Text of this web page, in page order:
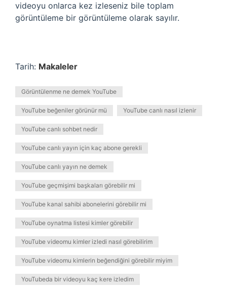
videoyu onlarca kez izleseniz bile toplam
görüntüleme bir görüntüleme olarak sayılır.
Tarih: Makaleler
Görüntülenme ne demek YouTube
YouTube beğeniler görünür mü YouTube canlı nasıl izlenir
YouTube canlı sohbet nedir
YouTube canlı yayın için kaç abone gerekli
YouTube canlı yayın ne demek
YouTube geçmişimi başkaları görebilir mi
YouTube kanal sahibi abonelerini görebilir mi
YouTube oynatma listesi kimler görebilir
YouTube videomu kimler izledi nasıl görebilirim
YouTube videomu kimlerin beğendiğini görebilir miyim
YouTubeda bir videoyu kaç kere izledim